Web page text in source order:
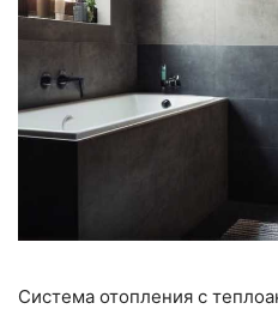
Система отопления с